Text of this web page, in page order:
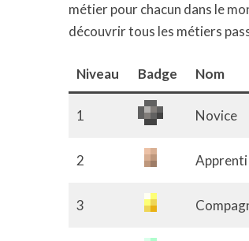
métier pour chacun dans le
découvrir tous les métiers
Niveau Badge Nom
1 Novice
2 Apprenti
3